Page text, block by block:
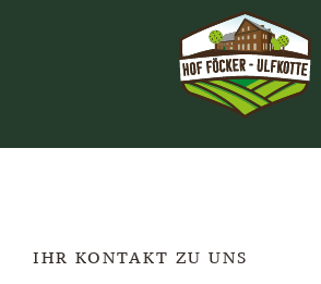
Familie & Freunde
IHR KONTAKT ZU UNS